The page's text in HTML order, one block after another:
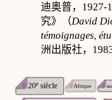
迪奥普，1927-
究》（David
témoignages,
洲出版社，
#20esiècle #Afrique #